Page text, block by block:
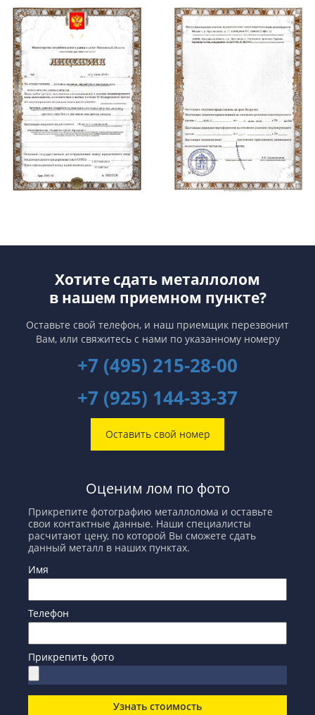
Хотите сдать металлолом
в нашем приемном пункте?
Оставьте свой телефон, и наш приемщик перезвонит
Вам, или свяжитесь с нами по указанному номеру
+7 (495) 215-28-00
+7 (925) 144-33-37
Оставить свой номер
Оценим лом по фото
Прикрепите фотографию металлолома и оставьте
свои контактные данные. Наши специалисты
расчитают цену, по которой Вы сможете сдать
данный металл в наших пунктах.
Имя
Телефон
Прикрепить фото
Узнать стоимость